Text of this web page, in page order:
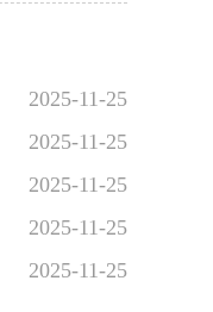
2025-11-25
2025-11-25
2025-11-25
2025-11-25
2025-11-25